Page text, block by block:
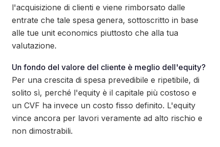
l'acquisizione di clienti e viene rimborsato dalle
entrate che tale spesa genera, sottoscritto in base
alle tue unit economics piuttosto che alla tua
valutazione.
Un fondo del valore del cliente è meglio dell'equity?
Per una crescita di spesa prevedibile e ripetibile, di
solito sì, perché l'equity è il capitale più costoso e
un CVF ha invece un costo fisso definito. L'equity
vince ancora per lavori veramente ad alto rischio e
non dimostrabili.